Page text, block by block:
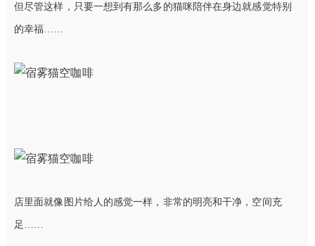
但尽管这样，只要一想到有那么多的猫咪陪伴在身边就感觉特别
的幸福……
店里面就像图片给人的感觉一样，非常的明亮和干净，空间充
足……